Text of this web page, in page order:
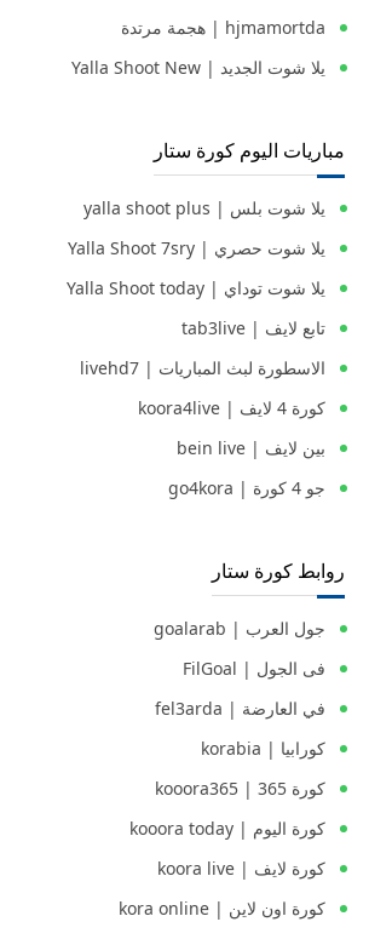
hjmamortda | هجمة مرتدة
يلا شوت الجديد | Yalla Shoot New
مباريات اليوم كورة ستار
يلا شوت بلس | yalla shoot plus
يلا شوت حصري | Yalla Shoot 7sry
يلا شوت توداي | Yalla Shoot today
تابع لايف | tab3live
الاسطورة لبث المباريات | livehd7
كورة 4 لايف | koora4live
بين لايف | bein live
جو 4 كورة | go4kora
روابط كورة ستار
جول العرب | goalarab
فى الجول | FilGoal
في العارضة | fel3arda
كورابيا | korabia
كورة 365 | kooora365
كورة اليوم | kooora today
كورة لايف | koora live
كورة اون لاين | kora online